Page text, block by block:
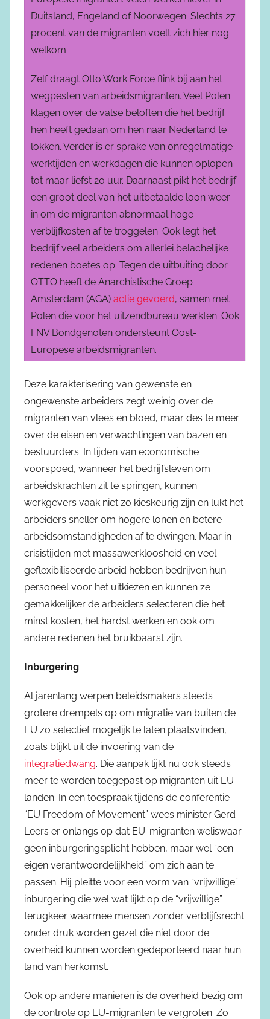
Duitsland, Engeland of Noorwegen. Slechts 27
procent van de migranten voelt zich hier nog
welkom.
Zelf draagt Otto Work Force flink bij aan het
wegpesten van arbeidsmigranten. Veel Polen
klagen over de valse beloften die het bedrijf
hen heeft gedaan om hen naar Nederland te
lokken. Verder is er sprake van onregelmatige
werktijden en werkdagen die kunnen oplopen
tot maar liefst 20 uur. Daarnaast pikt het bedrijf
een groot deel van het uitbetaalde loon weer
in om de migranten abnormaal hoge
verblijfkosten af te troggelen. Ook legt het
bedrijf veel arbeiders om allerlei belachelijke
redenen boetes op. Tegen de uitbuiting door
OTTO heeft de Anarchistische Groep
Amsterdam (AGA) actie gevoerd, samen met
Polen die voor het uitzendbureau werkten. Ook
FNV Bondgenoten ondersteunt Oost-
Europese arbeidsmigranten.
Deze karakterisering van gewenste en
ongewenste arbeiders zegt weinig over de
migranten van vlees en bloed, maar des te meer
over de eisen en verwachtingen van bazen en
bestuurders. In tijden van economische
voorspoed, wanneer het bedrijfsleven om
arbeidskrachten zit te springen, kunnen
werkgevers vaak niet zo kieskeurig zijn en lukt het
arbeiders sneller om hogere lonen en betere
arbeidsomstandigheden af te dwingen. Maar in
crisistijden met massawerkloosheid en veel
geflexibiliseerde arbeid hebben bedrijven hun
personeel voor het uitkiezen en kunnen ze
gemakkelijker de arbeiders selecteren die het
minst kosten, het hardst werken en ook om
andere redenen het bruikbaarst zijn.
Inburgering
Al jarenlang werpen beleidsmakers steeds
grotere drempels op om migratie van buiten de
EU zo selectief mogelijk te laten plaatsvinden,
zoals blijkt uit de invoering van de
integratiedwang. Die aanpak lijkt nu ook steeds
meer te worden toegepast op migranten uit EU-
landen. In een toespraak tijdens de conferentie
“EU Freedom of Movement” wees minister Gerd
Leers er onlangs op dat EU-migranten weliswaar
geen inburgeringsplicht hebben, maar wel “een
eigen verantwoordelijkheid” om zich aan te
passen. Hij pleitte voor een vorm van “vrijwillige”
inburgering die wel wat lijkt op de “vrijwillige”
terugkeer waarmee mensen zonder verblijfsrecht
onder druk worden gezet die niet door de
overheid kunnen worden gedeporteerd naar hun
land van herkomst.
Ook op andere manieren is de overheid bezig om
de controle op EU-migranten te vergroten. Zo